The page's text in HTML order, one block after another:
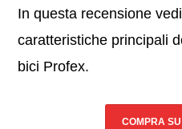
In questa recensione
caratteristiche principali
bici Profex.
COMPRA